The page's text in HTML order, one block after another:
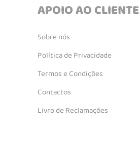
APOIO AO CLIENTE
Sobre nós
Política de Privacidade
Termos e Condições
Contactos
Livro de Reclamações